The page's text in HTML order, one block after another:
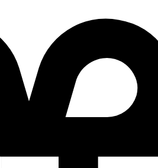
Добро